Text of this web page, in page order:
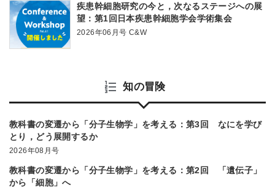
疾患幹細胞研究の今と，次なるステージへの展
望：第1回日本疾患幹細胞学会学術集会
2026年06月号 C&W
知の冒険
教科書の変遷から「分子生物学」を考える：第3回 なにを学び
とり，どう展開するか
2026年08月号
教科書の変遷から「分子生物学」を考える：第2回 「遺伝子」
から「細胞」へ